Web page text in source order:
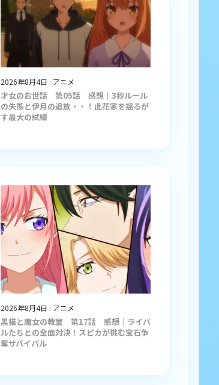
2026年8月4日 : アニメ
才女のお世話 第05話 感想｜3秒ルール
の失態と伊月の追放・・！此花家を揺るが
す最大の試練
2026年8月4日 : アニメ
黒猫と魔女の教室 第17話 感想｜ライバ
ルたちとの全面対決！スピカが挑む宝石争
奪サバイバル